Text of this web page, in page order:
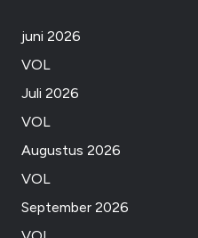
juni 2026
VOL
Juli 2026
VOL
Augustus 2026
VOL
September 2026